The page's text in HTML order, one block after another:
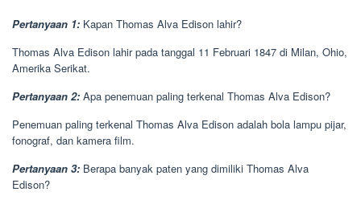
Pertanyaan 1: Kapan Thomas Alva Edison lahir?
Thomas Alva Edison lahir pada tanggal 11 Februari 1847 di Milan, Ohio,
Amerika Serikat.
Pertanyaan 2: Apa penemuan paling terkenal Thomas Alva Edison?
Penemuan paling terkenal Thomas Alva Edison adalah bola lampu pijar,
fonograf, dan kamera film.
Pertanyaan 3: Berapa banyak paten yang dimiliki Thomas Alva
Edison?